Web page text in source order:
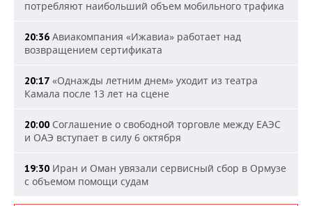
потребляют наибольший объем мобильного трафика
20:36 Авиакомпания «Ижавиа» работает над
возвращением сертификата
20:17 «Однажды летним днем» уходит из театра
Камала после 13 лет на сцене
20:00 Соглашение о свободной торговле между ЕАЭС
и ОАЭ вступает в силу 6 октября
19:30 Иран и Оман увязали сервисный сбор в Ормузе
с объемом помощи судам